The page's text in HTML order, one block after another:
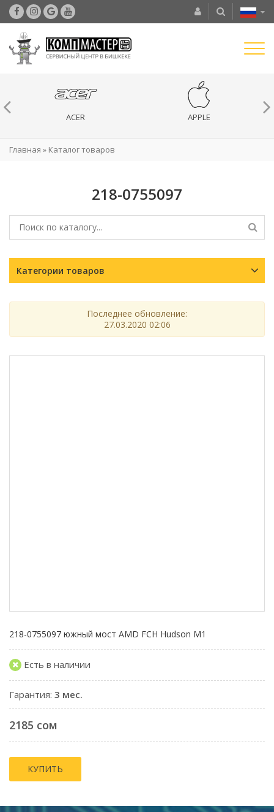
ACER APPLE
Главная » Каталог товаров
218-0755097
Категории товаров
Последнее обновление:
27.03.2020 02:06
218-0755097 южный мост AMD FCH Hudson M1
Есть в наличии
Гарантия: 3 мес.
2185 сом
КУПИТЬ